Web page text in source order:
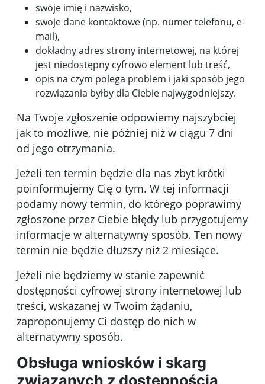
swoje imię i nazwisko,
swoje dane kontaktowe (np. numer telefonu, e-
mail),
dokładny adres strony internetowej, na której
jest niedostępny cyfrowo element lub treść,
opis na czym polega problem i jaki sposób jego
rozwiązania byłby dla Ciebie najwygodniejszy.
Na Twoje zgłoszenie odpowiemy najszybciej
jak to możliwe, nie później niż w ciągu 7 dni
od jego otrzymania.
Jeżeli ten termin będzie dla nas zbyt krótki
poinformujemy Cię o tym. W tej informacji
podamy nowy termin, do którego poprawimy
zgłoszone przez Ciebie błędy lub przygotujemy
informacje w alternatywny sposób. Ten nowy
termin nie będzie dłuższy niż 2 miesiące.
Jeżeli nie będziemy w stanie zapewnić
dostępności cyfrowej strony internetowej lub
treści, wskazanej w Twoim żądaniu,
zaproponujemy Ci dostęp do nich w
alternatywny sposób.
Obsługa wniosków i skarg
związanych z dostępnością